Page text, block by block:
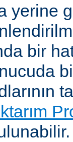
yerine
bir